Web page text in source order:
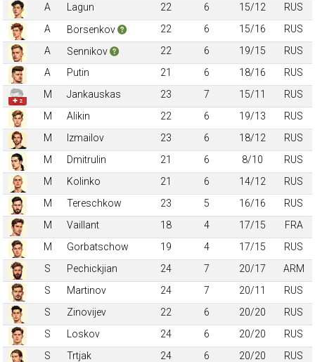
A
Lagun 22 6 15/12
RUS
A
Borsenkov 22 6 15/16
RUS
A
Sennikov 22 6 19/15
RUS
A
Putin 21 6 18/16 RUS
✚ 2
M Jankauskas 23 7 15/11
RUS
M
Alikin 22 6 19/13
RUS
M
Izmailov 23 6 18/12
RUS
M
Dmitrulin 21 6 8/10
RUS
M
Kolinko 21 6 14/12
RUS
M
Tereschkow 23 5 16/16
RUS
M
Vaillant 18 4 17/15
FRA
M
Gorbatschow 19 4 17/15
RUS
S
Pechickjian 24 7 20/17
ARM
S
Martinov 24 7 20/11
RUS
S
Zinovijev 22 6 20/20
RUS
S
Loskov 24 6 20/20
RUS
S
Trtjak 24 6 20/20
RUS